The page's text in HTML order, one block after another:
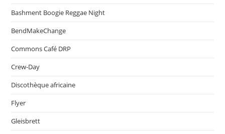
Bashment Boogie Reggae Night
BendMakeChange
Commons Café DRP
Crew-Day
Discothèque africaine
Flyer
Gleisbrett